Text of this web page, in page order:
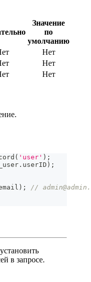
Значение
по
умолчанию
Нет
Нет
Нет
( 'user' ) ;
. userID ) ;
) ;
//
в запросе.